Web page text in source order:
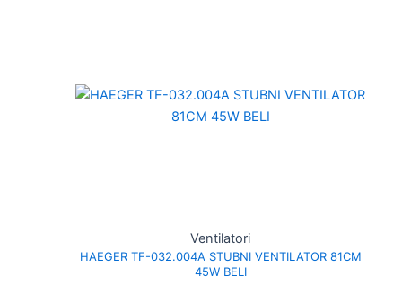
Ventilatori
HAEGER TF-032.004A STUBNI VENTILATOR 81CM
45W BELI